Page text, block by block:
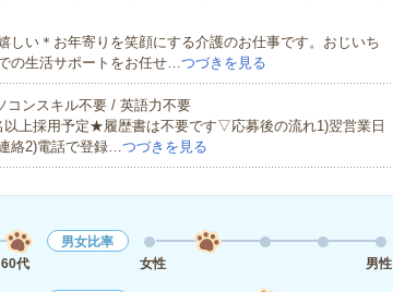
しい＊お年寄りを笑顔にする介護のお仕事です。おじいち
の生活サポートをお任せ…つづきを見る
ンスキル不要 / 英語力不要
上採用予定★履歴書は不要です▽応募後の流れ1)翌営業日
絡2)電話で登録…つづきを見る
60代
男女比率
女性
男性